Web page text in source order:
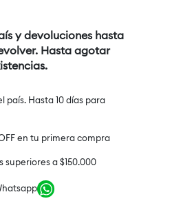
y devoluciones hasta
Hasta agotar
país. Hasta 10 días para
en tu primera compra
superiores a $150.000